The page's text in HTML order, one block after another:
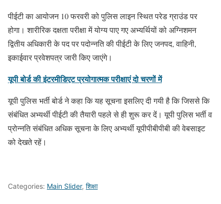
पीईटी का आयोजन 10 फरवरी को पुलिस लाइन स्थित परेड ग्राउंड पर
होगा। शारीरिक दक्षता परीक्षा में योग्य पाए गए अभ्यर्थियों को अग्निशमन
द्वितीय अधिकारी के पद पर पदोन्नति की पीईटी के लिए जनपद, वाहिनी,
इकाईवार प्रवेशपत्र जारी किए जाएंगे।
यूपी बोर्ड की इंटरमीडिएट प्रयोगात्मक परीक्षाएं दो चरणों में
यूपी पुलिस भर्ती बोर्ड ने कहा कि यह सूचना इसलिए दी गयी है कि जिससे कि
संबंधित अभ्यर्थी पीईटी की तैयारी पहले से ही शुरू कर दें। यूपी पुलिस भर्ती व
प्रोन्नति संबंधित अधिक सूचना के लिए अभ्यर्थी यूपीपीबीपीबी की वेबसाइट
को देखते रहें।
Categories: Main Slider, शिक्षा